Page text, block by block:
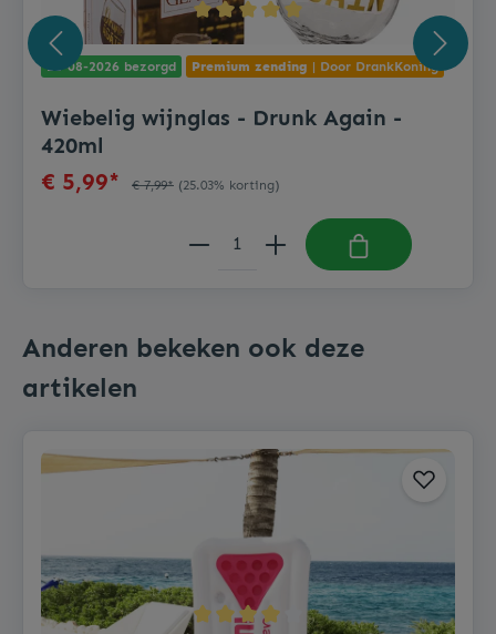
11-08-2026 bezorgd Premium zending | Door DrankKoning
Wiebelig wijnglas - Drunk Again -
420ml
€ 5,99* € 7,99* (25.03% korting)
Anderen bekeken ook deze
artikelen